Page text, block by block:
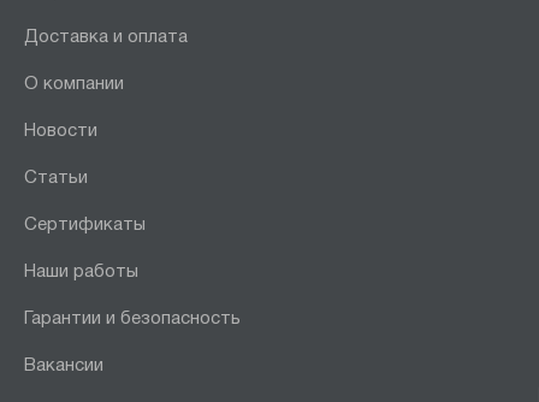
СР-М
СУ
Доставка и оплата
О компании
Новости
Статьи
Сертификаты
Наши работы
Гарантии и безопасность
Вакансии